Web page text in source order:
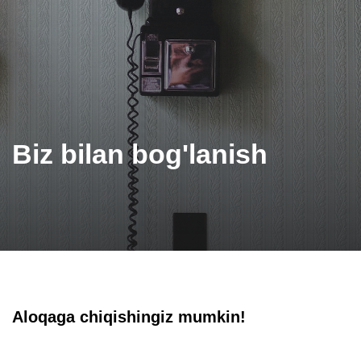
Biz bilan bog'lanish
Aloqaga chiqishingiz mumkin!